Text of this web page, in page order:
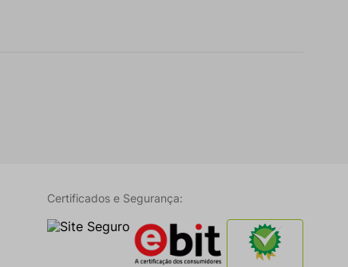
Certificados e Segurança: